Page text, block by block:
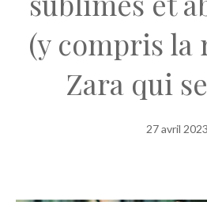
(y compris la
Zara qui
27 avril 2023